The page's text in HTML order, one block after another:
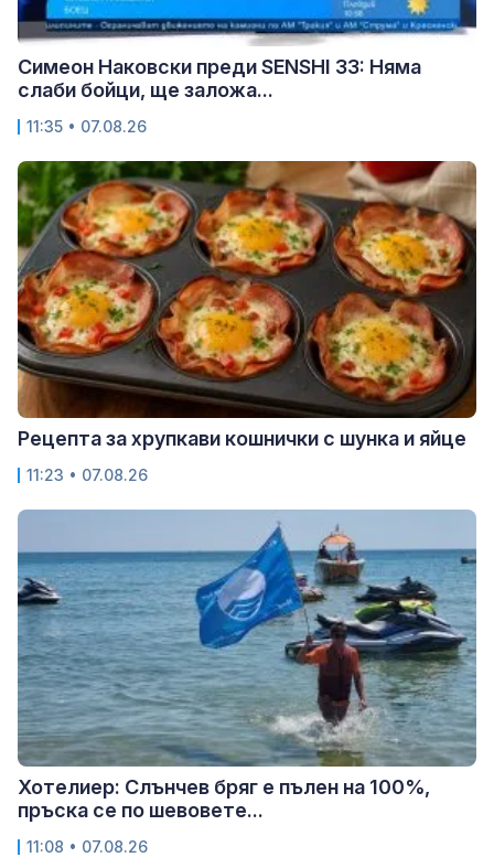
Симеон Наковски преди SENSHI 33: Няма
слаби бойци, ще заложа...
11:35 • 07.08.26
Рецепта за хрупкави кошнички с шунка и яйце
11:23 • 07.08.26
Хотелиер: Слънчев бряг е пълен на 100%,
пръска се по шевовете...
11:08 • 07.08.26